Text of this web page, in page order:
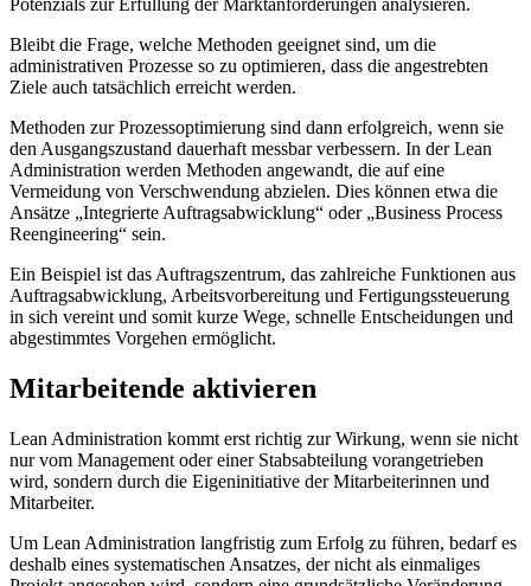
Bleibt die Frage, welche Methoden geeignet sind, um die
administrativen Prozesse so zu optimieren, dass die angestrebten
Ziele auch tatsächlich erreicht werden.
Methoden zur Prozessoptimierung sind dann erfolgreich, wenn sie
den Ausgangszustand dauerhaft messbar verbessern. In der Lean
Administration werden Methoden angewandt, die auf eine
Vermeidung von Verschwendung abzielen. Dies können etwa die
Ansätze „Integrierte Auftragsabwicklung“ oder „Business Process
Reengineering“ sein.
Ein Beispiel ist das Auftragszentrum, das zahlreiche Funktionen aus
Auftragsabwicklung, Arbeitsvorbereitung und Fertigungssteuerung
in sich vereint und somit kurze Wege, schnelle Entscheidungen und
abgestimmtes Vorgehen ermöglicht.
Mitarbeitende aktivieren
Lean Administration kommt erst richtig zur Wirkung, wenn sie nicht
nur vom Management oder einer Stabsabteilung vorangetrieben
wird, sondern durch die Eigeninitiative der Mitarbeiterinnen und
Mitarbeiter.
Um Lean Administration langfristig zum Erfolg zu führen, bedarf es
deshalb eines systematischen Ansatzes, der nicht als einmaliges